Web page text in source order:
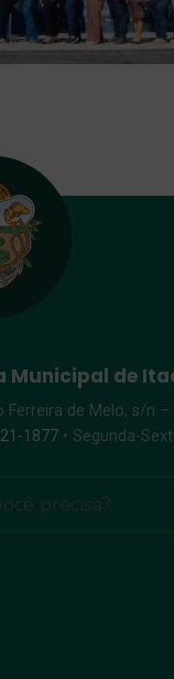
Municipal de
Ferreira de Melo, s/n
1877 • Segunda-